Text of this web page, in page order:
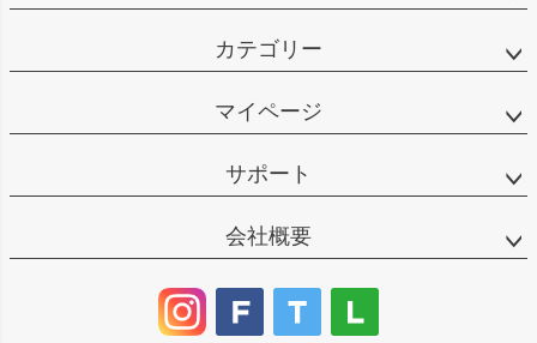
カテゴリー
マイページ
サポート
会社概要